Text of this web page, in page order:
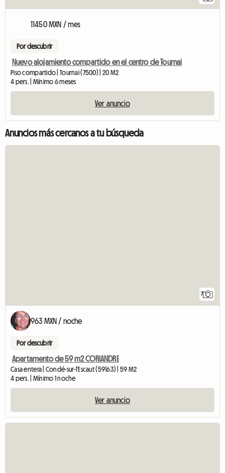
11450 MXN / mes
Por descubrir
Nuevo alojamiento compartido en el centro de Tournai
Piso compartido | Tournai (7500) | 20 M2
4 pers. | Mínimo 6 meses
Ver anuncio
Anuncios más cercanos a tu búsqueda
7
963 MXN / noche
Por descubrir
Apartamento de 59 m2 CORIANDRE
Casa entera | Condé-sur-l'Escaut (59163) | 59 M2
4 pers. | Mínimo 1 noche
Ver anuncio